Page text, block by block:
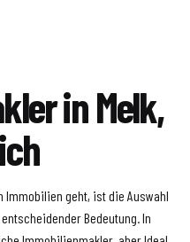
in Melk,
Immobilien geht, ist die Auswahl
Bedeutung. In